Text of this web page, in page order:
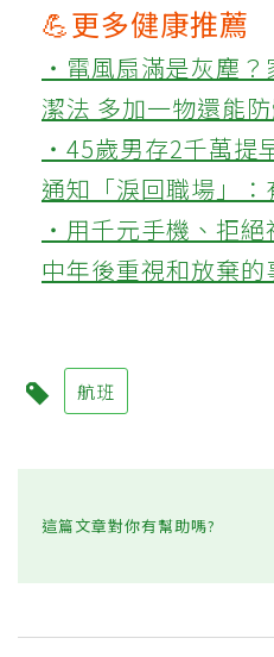
💪更多健康推薦
‧電風扇滿是灰塵
潔法 多加一物還能
‧45歲男存2千萬提
通知「淚回職場」：
‧用千元手機、拒
中年後重視和放棄
航班
這篇文章對你有幫助嗎?